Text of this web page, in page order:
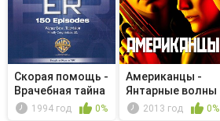
Скорая помощь -
Врачебная тайна
1994 год 0%
Американцы -
Янтарные волны
2013 год 0%